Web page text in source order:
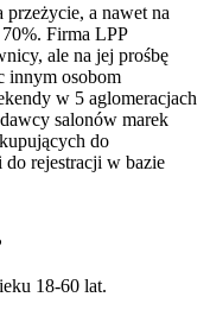
a nawet na
Firma LPP
ale na jej prośbę
innym osobom
w 5 aglomeracjach
salonów marek
do
do rejestracji w bazie
18-60 lat.